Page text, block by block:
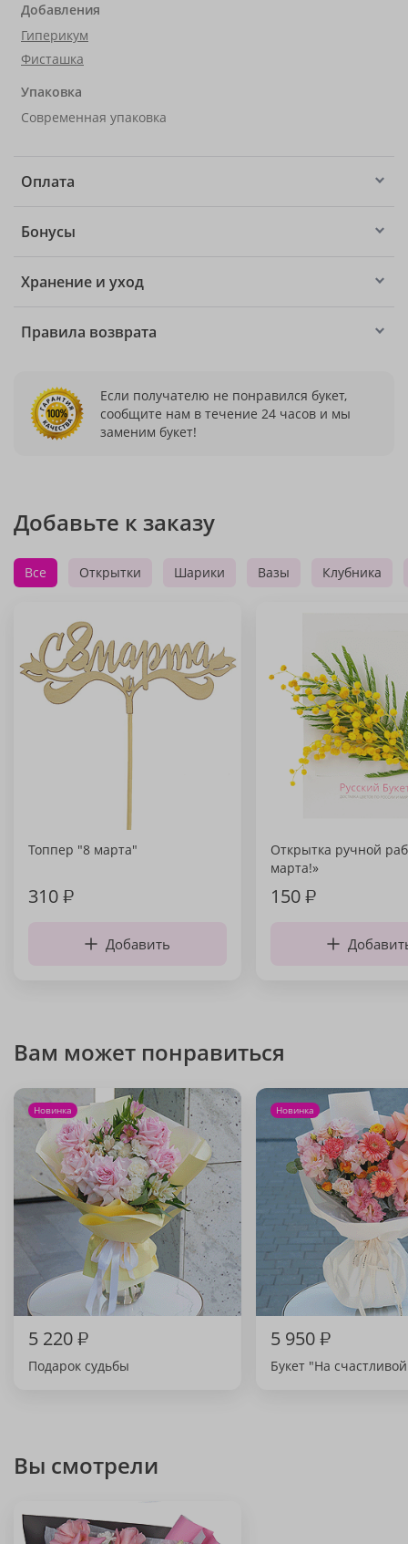
Добавления
Гиперикум
Фисташка
Упаковка
Современная упаковка
Оплата
Бонусы
Хранение и уход
Правила возврата
Если получателю не понравился букет,
сообщите нам в течение 24 часов и мы
заменим букет!
Добавьте к заказу
Все Открытки Шарики Вазы Клубника
Топпер "8 марта"
310₽
Добавить
Открытка ручной
марта!»
150₽
Вам может понравиться
Новинка
5 220₽
Подарок судьбы
Новинка
5 950₽
Букет "На
Вы смотрели